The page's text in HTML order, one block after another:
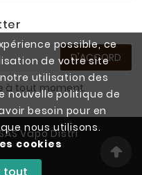
possible, ce
de votre site
utilisation des
nouvelle politique de
besoin pour en
nous utilisons.
cookies
D'ACCORD
à tout moment.
Vapo Distri